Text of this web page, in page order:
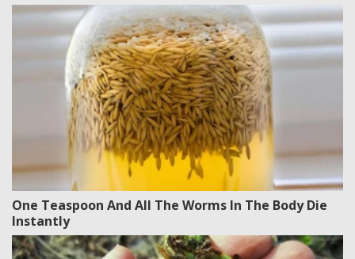
One Teaspoon And All The Worms In The Body Die
Instantly